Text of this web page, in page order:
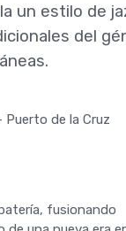
un estilo de
del
Puerto de la Cruz
fusionando